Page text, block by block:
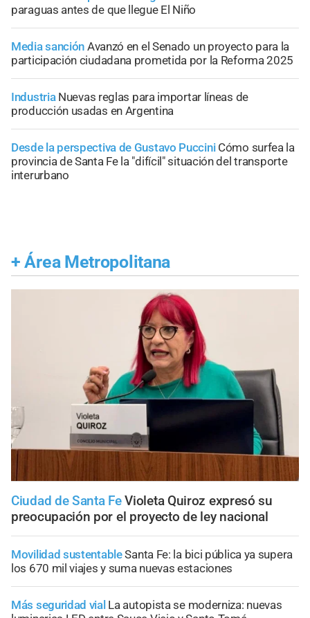
paraguas antes de que llegue El Niño
Media sanción Avanzó en el Senado un proyecto para la
participación ciudadana prometida por la Reforma 2025
Industria Nuevas reglas para importar líneas de
producción usadas en Argentina
Desde la perspectiva de Gustavo Puccini Cómo surfea la
provincia de Santa Fe la "difícil" situación del transporte
interurbano
+ Área Metropolitana
Ciudad de Santa Fe Violeta Quiroz expresó su
preocupación por el proyecto de ley nacional
Movilidad sustentableSanta Fe: la bici pública ya supera
los 670 mil viajes y suma nuevas estaciones
Más seguridad vial La autopista se moderniza: nuevas